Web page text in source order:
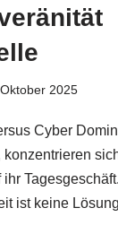
2025
Cyber
ist keine